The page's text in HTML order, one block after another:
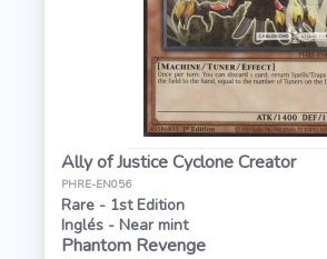
Ally of Justice Cyclone Creator
PHRE-EN056
Rare - 1st Edition
Inglés - Near mint
Phantom Revenge